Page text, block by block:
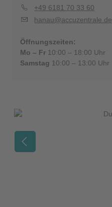
+49 6181 70 33 60
hanau@accuzentrale.de
Öffnungszeiten:
Mo – Fr10:00 – 18:00 Uhr
Samstag 10:00 – 13:00 Uhr